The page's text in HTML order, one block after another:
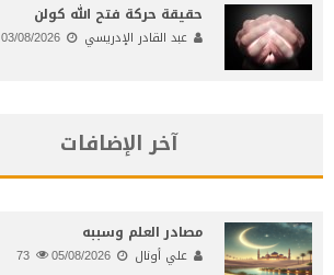
حقيقة حركة فتح الله كولن
عبد القادر الإدريسي 03/08/2026
آخر الإضافات
مصادر العلم وسببه
علي أونال 05/08/2026